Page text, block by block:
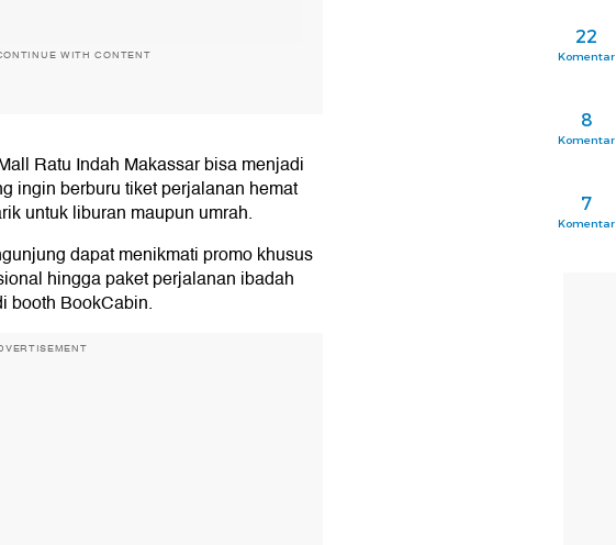
WITH CONTENT
Ratu Indah Makassar bisa menjadi
ingin berburu tiket perjalanan hemat
untuk liburan maupun umrah.
dapat menikmati promo khusus
hingga paket perjalanan ibadah
booth BookCabin.
22
Komentar
8
Komentar
7
Komentar